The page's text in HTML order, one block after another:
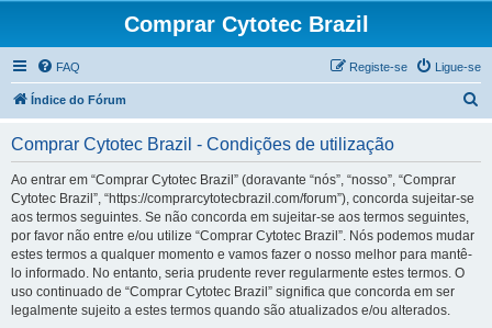
Comprar Cytotec Brazil
FAQ Ligue-se
Registe-se
Índice do Fórum
Comprar Cytotec Brazil - Condições de utilização
Ao entrar em “Comprar Cytotec Brazil” (doravante “nós”, “nosso”, “Comprar
Cytotec Brazil”, “https://comprarcytotecbrazil.com/forum”), concorda sujeitar-se
aos termos seguintes. Se não concorda em sujeitar-se aos termos seguintes,
por favor não entre e/ou utilize “Comprar Cytotec Brazil”. Nós podemos mudar
estes termos a qualquer momento e vamos fazer o nosso melhor para mantê-
lo informado. No entanto, seria prudente rever regularmente estes termos. O
uso continuado de “Comprar Cytotec Brazil” significa que concorda em ser
legalmente sujeito a estes termos quando são atualizados e/ou alterados.